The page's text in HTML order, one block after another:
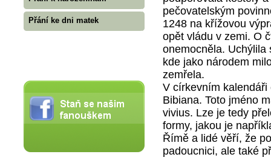
Přání ke dni matek
pečovatelským
1248 na křížovou
opět vládu v zemi. O
onemocněla. Uchýlila
kde jako národem
zemřela.
V církevním
Bibiana. Toto jméno
vivius. Lze je tedy
formy, jakou je
Římě a lidé věří, že
padoucnici, ale také